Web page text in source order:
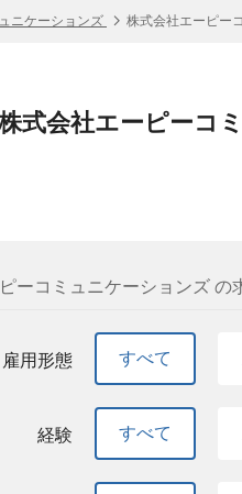
ニケーションズ 株式会社エーピー
式会社エーピーコ
ーコミュニケーションズ の
雇用形態 すべて
経験 すべて